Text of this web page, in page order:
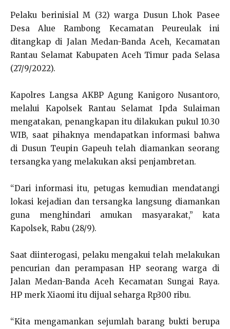
Pelaku berinisial M (32) warga Dusun Lhok Pasee
Desa Alue Rambong Kecamatan Peureulak ini
ditangkap di Jalan Medan-Banda Aceh, Kecamatan
Rantau Selamat Kabupaten Aceh Timur pada Selasa
(27/9/2022).
Kapolres Langsa AKBP Agung Kanigoro Nusantoro,
melalui Kapolsek Rantau Selamat Ipda Sulaiman
mengatakan, penangkapan itu dilakukan pukul 10.30
WIB, saat pihaknya mendapatkan informasi bahwa
di Dusun Teupin Gapeuh telah diamankan seorang
tersangka yang melakukan aksi penjambretan.
“Dari informasi itu, petugas kemudian mendatangi
lokasi kejadian dan tersangka langsung diamankan
guna menghindari amukan masyarakat,” kata
Kapolsek, Rabu (28/9).
Saat diinterogasi, pelaku mengakui telah melakukan
pencurian dan perampasan HP seorang warga di
Jalan Medan-Banda Aceh Kecamatan Sungai Raya.
HP merk Xiaomi itu dijual seharga Rp300 ribu.
“Kita mengamankan sejumlah barang bukti berupa